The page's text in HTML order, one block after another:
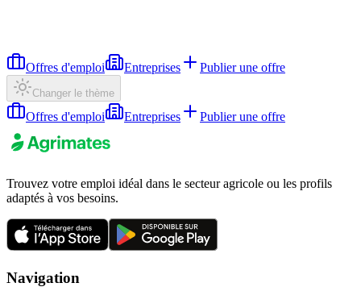
Offres d'emploi Entreprises Publier une offre
Changer le thème
Offres d'emploi Entreprises Publier une offre
Trouvez votre emploi idéal dans le secteur agricole ou les profils
adaptés à vos besoins.
Navigation